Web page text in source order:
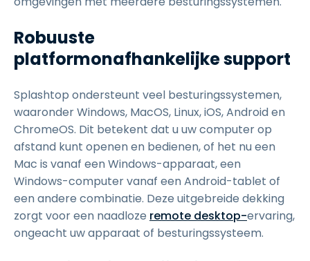
Robuuste
platformonafhankelijke support
Splashtop ondersteunt veel besturingssystemen,
waaronder Windows, MacOS, Linux, iOS, Android en
ChromeOS. Dit betekent dat u uw computer op
afstand kunt openen en bedienen, of het nu een
Mac is vanaf een Windows-apparaat, een
Windows-computer vanaf een Android-tablet of
een andere combinatie. Deze uitgebreide dekking
zorgt voor een naadloze remote desktop-ervaring,
ongeacht uw apparaat of besturingssysteem.